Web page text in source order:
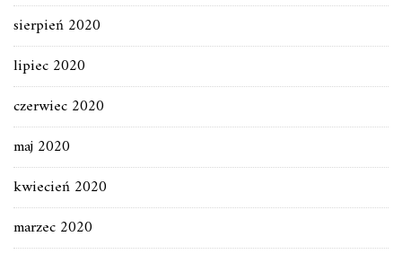
sierpień 2020
lipiec 2020
czerwiec 2020
maj 2020
kwiecień 2020
marzec 2020